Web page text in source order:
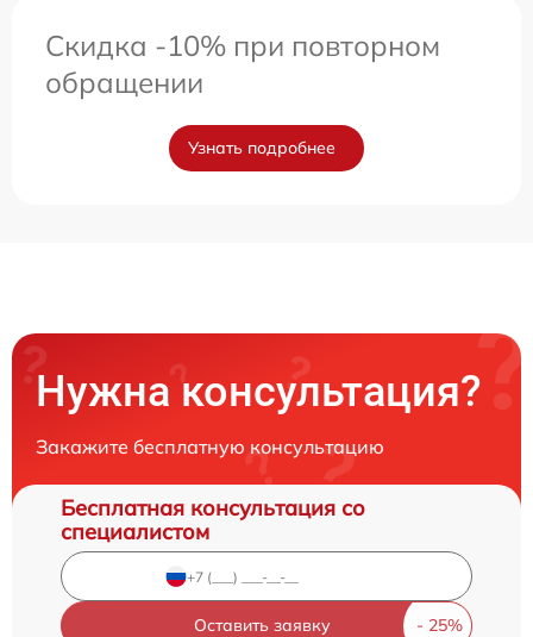
Скидка -10% при повторном
обращении
Узнать подробнее
Нужна консультация?
Закажите бесплатную консультацию
Бесплатная консультация со
специалистом
Оставить заявку